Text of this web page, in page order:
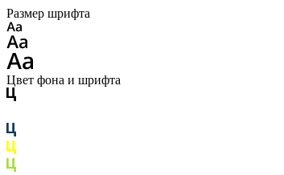
Размер шрифта
Цвет фона и шрифта